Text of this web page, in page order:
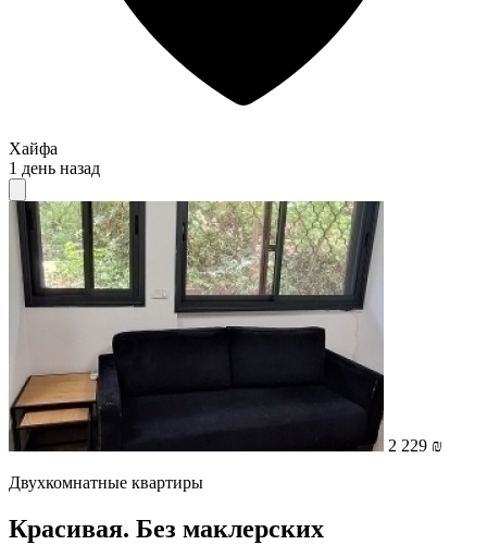
Хайфа
1 день назад
2 229 ₪
Двухкомнатные квартиры
Красивая. Без маклерских